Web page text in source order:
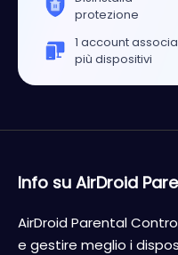
protezione
1 account associa
più dispositivi
Info su AirDroid
AirDroid Parental
e gestire meglio i